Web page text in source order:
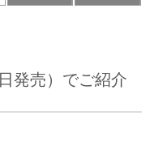
発売）でご紹介